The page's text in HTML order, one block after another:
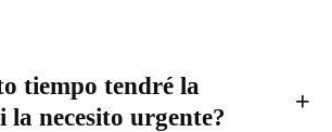
tiempo tendré la
la necesito urgente?